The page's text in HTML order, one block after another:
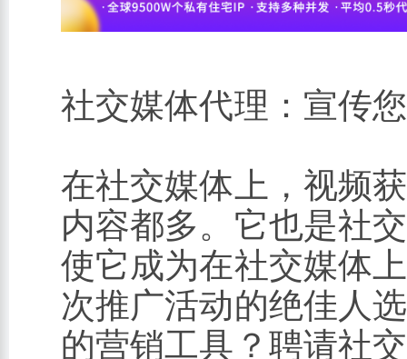
社交媒体代理：宣传
在社交媒体上，视频
内容都多。它也是社
使它成为在社交媒体
次推广活动的绝佳人
的营销工具？聘请社